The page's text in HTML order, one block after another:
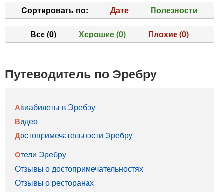
Cортировать по: Дате Полезности
Все(0) Хорошие(0) Плохие(0)
Путеводитель по Эребру
Авиабилеты в Эребру
Видео
Достопримечательности Эребру
Отели Эребру
Отзывы о достопримечательностях
Отзывы о ресторанах